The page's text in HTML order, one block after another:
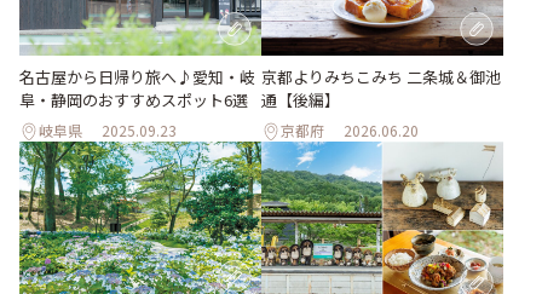
名古屋から日帰り旅へ♪愛知・岐
阜・静岡のおすすめスポット6選
岐阜県 2025.09.23
京都よりみちこみち 二条城＆御池
通【後編】
京都府 2026.06.20